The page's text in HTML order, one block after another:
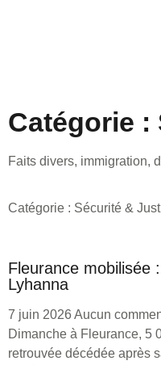
Catégorie :
Faits divers, immigration,
Catégorie : Sécurité &
Fleurance mobilisée
Lyhanna
7 juin 2026Aucun
Dimanche à Fleurance, 5
retrouvée décédée après